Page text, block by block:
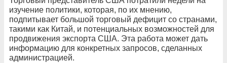
изучение политики, которая, по их мнению,
подпитывает большой торговый дефицит со странами,
такими как Китай, и потенциальных возможностей для
продвижения экспорта США. Эта работа может дать
информацию для конкретных запросов, сделанных
администрацией.